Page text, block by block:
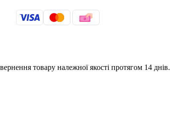
товару належної якості протягом 14 днів.